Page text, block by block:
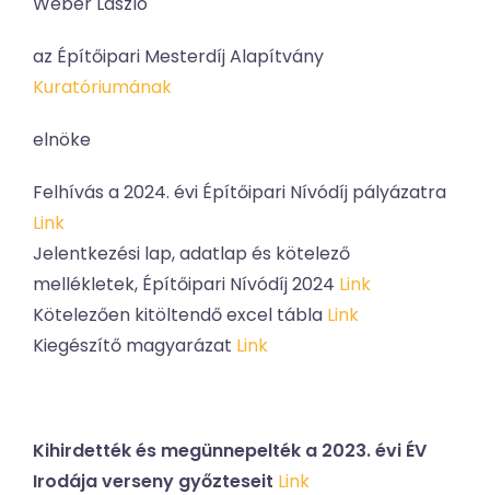
az Építőipari Mesterdíj Alapítvány
Kuratóriumának
elnöke
Felhívás a 2024. évi Építőipari Nívódíj pályázatra
Link
Jelentkezési lap, adatlap és kötelező
mellékletek, Építőipari Nívódíj 2024 Link
Kötelezően kitöltendő excel tábla Link
Kiegészítő magyarázat Link
Kihirdették és megünnepelték a 2023. évi ÉV
Irodája verseny győzteseit Link